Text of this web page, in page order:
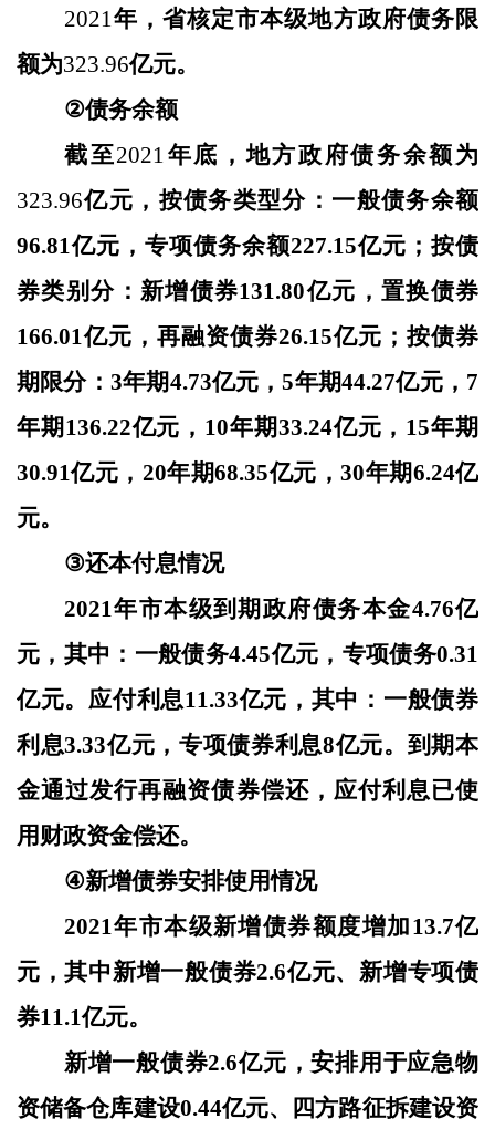
2021年，省核定市本级地方政府债务限
额为323.96亿元。
②债务余额
截至2021年底，地方政府债务余额为
323.96亿元，按债务类型分：一般债务余额
96.81亿元，专项债务余额227.15亿元；按债
券类别分：新增债券131.80亿元，置换债券
166.01亿元，再融资债券26.15亿元；按债券
期限分：3年期4.73亿元，5年期44.27亿元，7
年期136.22亿元，10年期33.24亿元，15年期
30.91亿元，20年期68.35亿元，30年期6.24亿
元。
③还本付息情况
2021年市本级到期政府债务本金4.76亿
元，其中：一般债务4.45亿元，专项债务0.31
亿元。应付利息11.33亿元，其中：一般债券
利息3.33亿元，专项债券利息8亿元。到期本
金通过发行再融资债券偿还，应付利息已使
用财政资金偿还。
④新增债券安排使用情况
2021年市本级新增债券额度增加13.7亿
元，其中新增一般债券2.6亿元、新增专项债
券11.1亿元。
新增一般债券2.6亿元，安排用于应急物
资储备仓库建设0.44亿元、四方路征拆建设资